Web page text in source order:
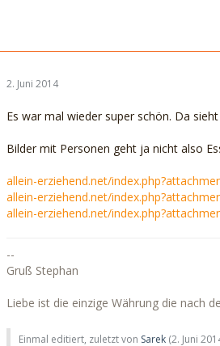
2. Juni 2014
Es war mal wieder super schön. Da
Bilder mit Personen geht ja nicht also
allein-erziehend.net/
allein-erziehend.net/
allein-erziehend.net/
--
Gruß Stephan
Liebe ist die einzige Währung die nach
Einmal editiert, zuletzt von Sarek (2. Juni